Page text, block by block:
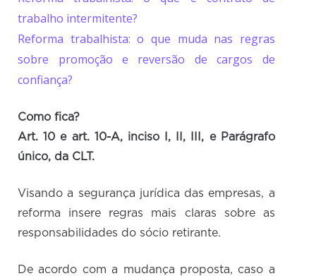
trabalho intermitente?
Reforma trabalhista: o que muda nas regras
sobre promoção e reversão de cargos de
confiança?
Como fica?
Art. 10 e art. 10-A, inciso I, II, III, e Parágrafo
único, da CLT.
Visando a segurança jurídica das empresas, a
reforma insere regras mais claras sobre as
responsabilidades do sócio retirante.
De acordo com a mudança proposta, caso a